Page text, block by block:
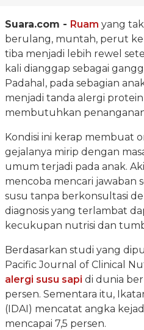
Suara.com - Ruam yang
berulang, muntah, perut
tiba menjadi lebih rewel
kali dianggap sebagai
Padahal, pada sebagian
menjadi tanda alergi protein
membutuhkan
Kondisi ini kerap membuat
gejalanya mirip dengan
umum terjadi pada anak.
mencoba mencari jawaban
susu tanpa berkonsultasi
diagnosis yang terlambat
kecukupan nutrisi dan
Berdasarkan studi yang
Pacific Journal of Clinical
alergi susu sapi di dunia
persen. Sementara itu,
(IDAI) mencatat angka
mencapai 7,5 persen.